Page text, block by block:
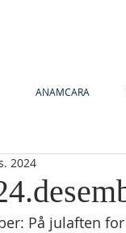
ANAMCARA
2024
På julaften